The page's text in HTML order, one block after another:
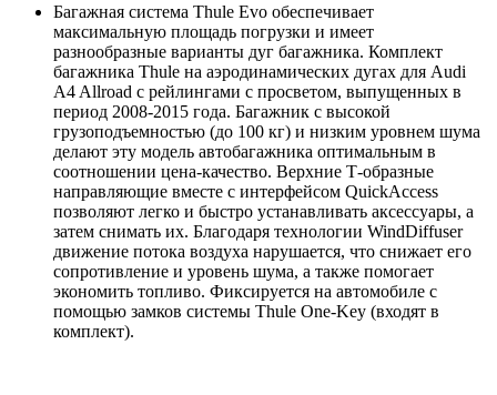
Багажная система Thule Evo обеспечивает
максимальную площадь погрузки и имеет
разнообразные варианты дуг багажника. Комплект
багажника Thule на аэродинамических дугах для Audi
A4 Allroad с рейлингами с просветом, выпущенных в
период 2008-2015 года. Багажник с высокой
грузоподъемностью (до 100 кг) и низким уровнем шума
делают эту модель автобагажника оптимальным в
соотношении цена-качество. Верхние Т-образные
направляющие вместе с интерфейсом QuickAccess
позволяют легко и быстро устанавливать аксессуары, а
затем снимать их. Благодаря технологии WindDiffuser
движение потока воздуха нарушается, что снижает его
сопротивление и уровень шума, а также помогает
экономить топливо. Фиксируется на автомобиле с
помощью замков системы Thule One-Key (входят в
комплект).